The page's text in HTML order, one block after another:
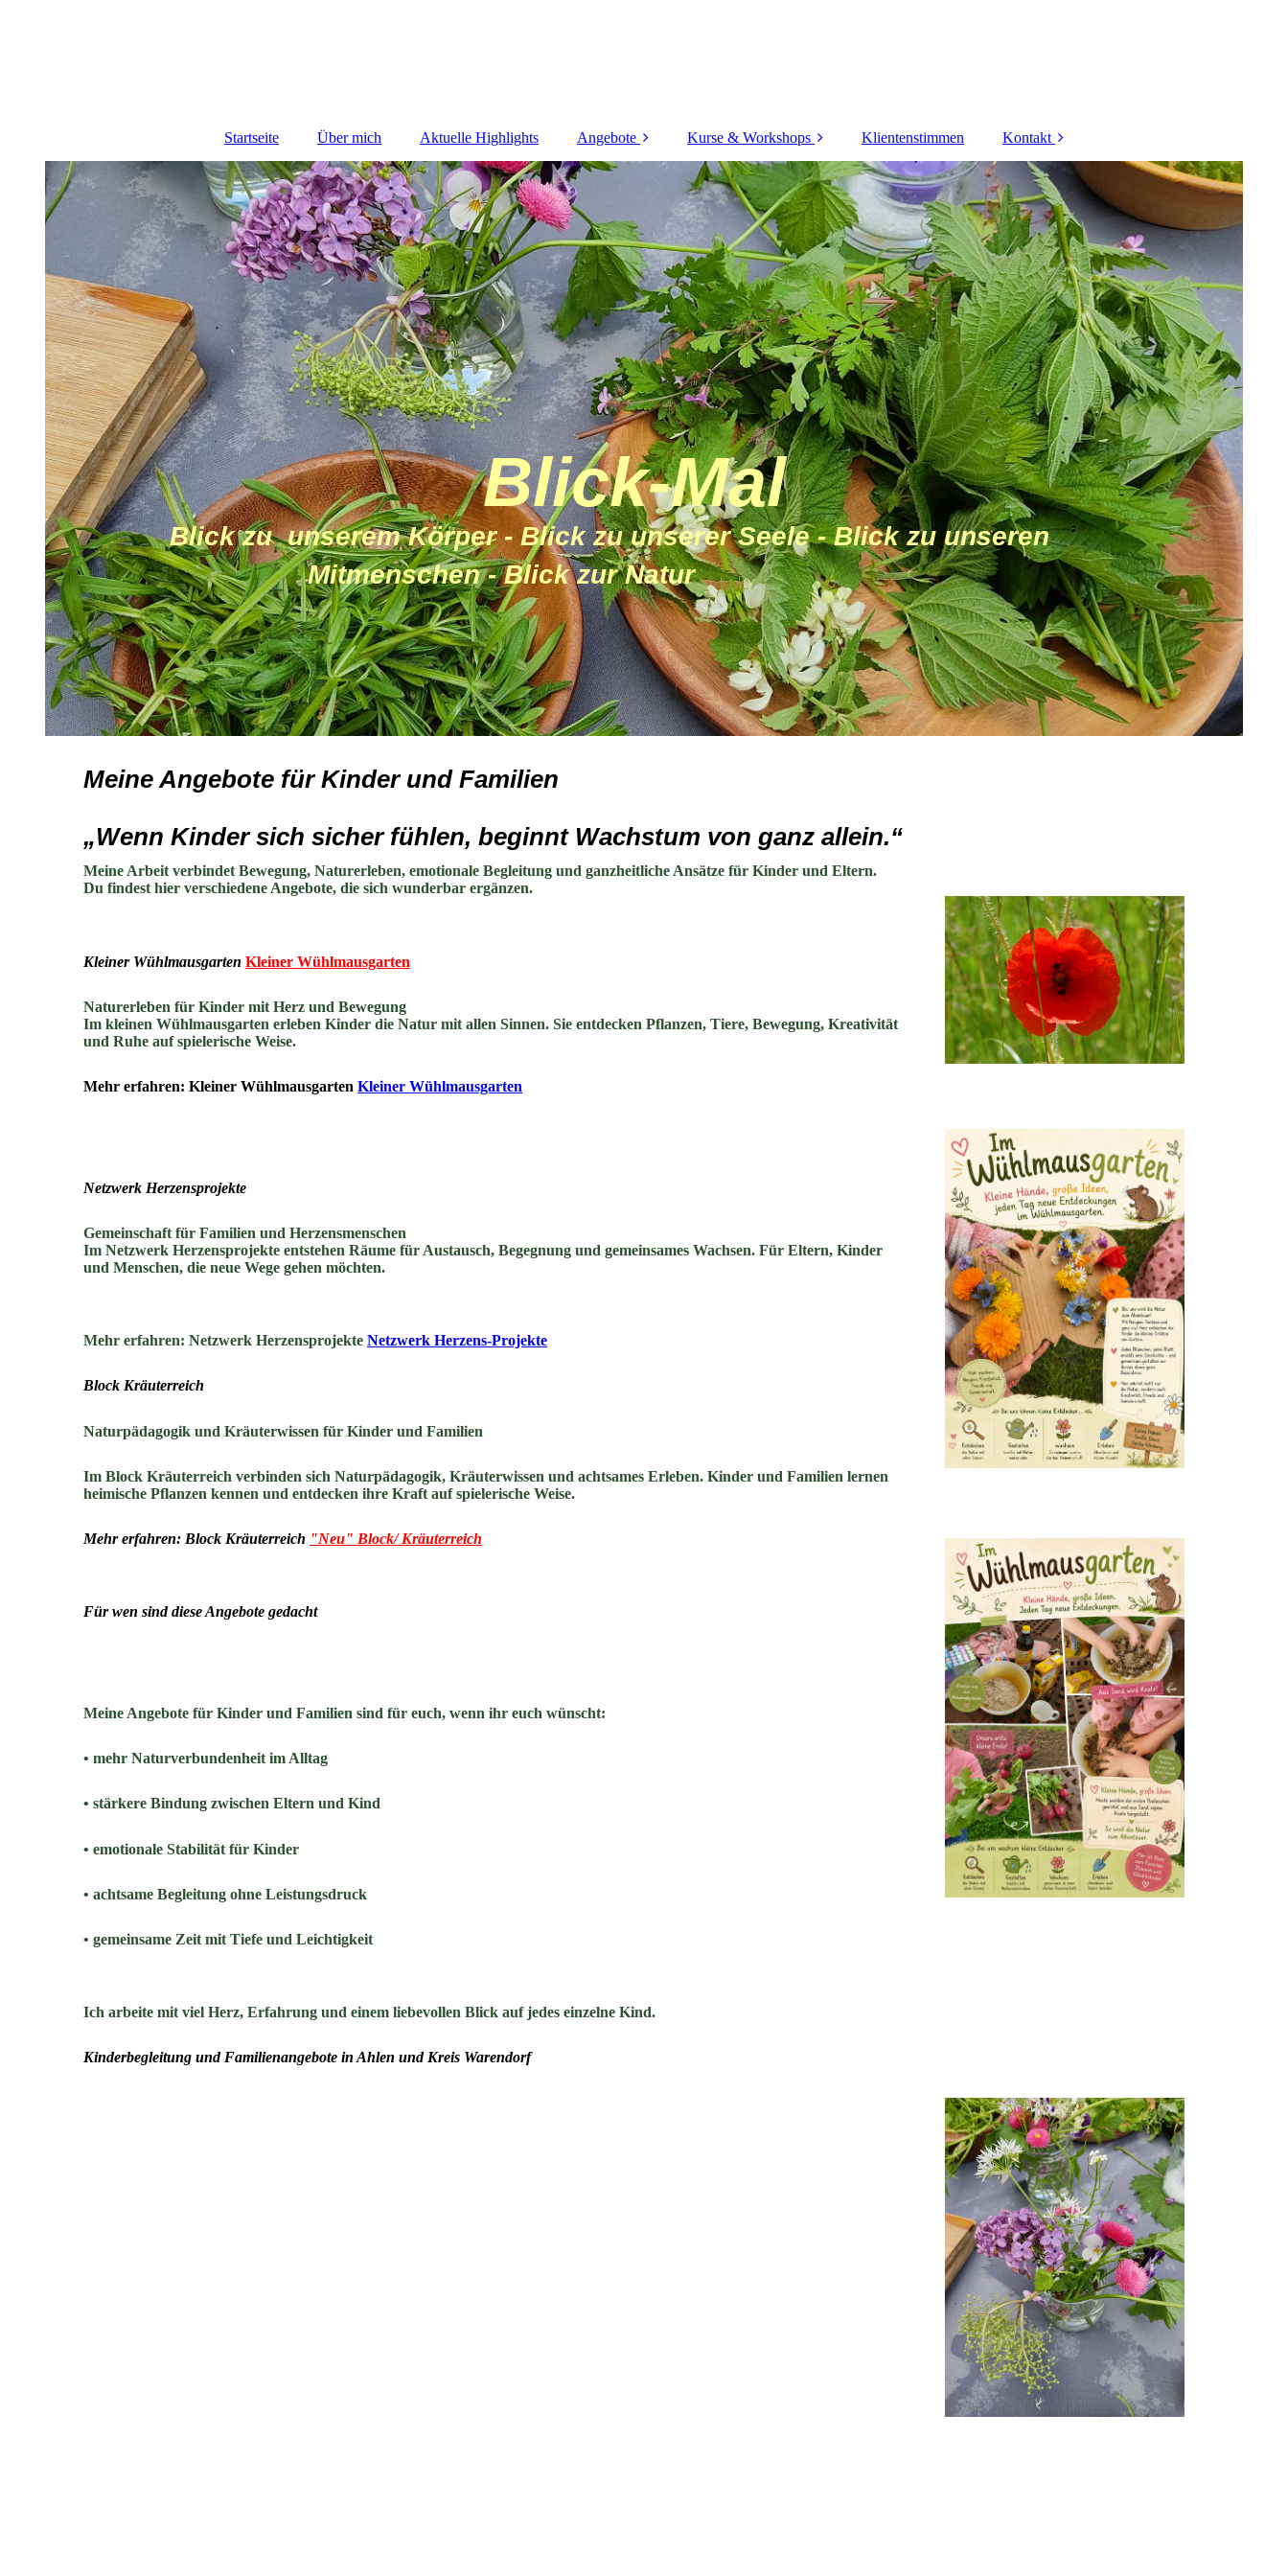
Startseite Über mich Aktuelle Highlights Angebote
Körper &
Kinder und Familien
Energiearbeit
Eqology Omega 3
Kurse & Workshops
Zurück in deine Kraft
Kurse
Kursplan
Preise
" Neu " Workshops
Klientenstimmen Kontakt
Impressum
Datenschutz
Blick-Mal
Blick zu unserem Körper - Blick zu unserer Seele - Blick zu unseren
Mitmenschen - Blick zur Natur
Meine Angebote für Kinder und Familien
„Wenn Kinder sich sicher fühlen, beginnt Wachstum von ganz allein.“
Meine Arbeit verbindet Bewegung, Naturerleben, emotionale Begleitung und ganzheitliche Ansätze für Kinder und Eltern.
Du findest hier verschiedene Angebote, die sich wunderbar ergänzen.
Kleiner Wühlmausgarten Kleiner Wühlmausgarten
Naturerleben für Kinder mit Herz und Bewegung
Im kleinen Wühlmausgarten erleben Kinder die Natur mit allen Sinnen. Sie entdecken Pflanzen, Tiere, Bewegung, Kreativität
und Ruhe auf spielerische Weise.
Mehr erfahren: Kleiner Wühlmausgarten Kleiner Wühlmausgarten
Netzwerk Herzensprojekte
Gemeinschaft für Familien und Herzensmenschen
Im Netzwerk Herzensprojekte entstehen Räume für Austausch, Begegnung und gemeinsames Wachsen. Für Eltern, Kinder
und Menschen, die neue Wege gehen möchten.
Mehr erfahren: Netzwerk Herzensprojekte Netzwerk Herzens-Projekte
Block Kräuterreich
Naturpädagogik und Kräuterwissen für Kinder und Familien
Im Block Kräuterreich verbinden sich Naturpädagogik, Kräuterwissen und achtsames Erleben. Kinder und Familien lernen
heimische Pflanzen kennen und entdecken ihre Kraft auf spielerische Weise.
Mehr erfahren: Block Kräuterreich "Neu" Block/ Kräuterreich
Für wen sind diese Angebote gedacht
Meine Angebote für Kinder und Familien sind für euch, wenn ihr euch wünscht:
• mehr Naturverbundenheit im Alltag
• stärkere Bindung zwischen Eltern und Kind
• emotionale Stabilität für Kinder
• achtsame Begleitung ohne Leistungsdruck
• gemeinsame Zeit mit Tiefe und Leichtigkeit
Ich arbeite mit viel Herz, Erfahrung und einem liebevollen Blick auf jedes einzelne Kind.
Kinderbegleitung und Familienangebote in Ahlen und Kreis Warendorf